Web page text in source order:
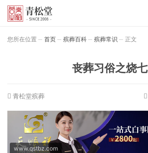
您所在位置 首页 殡葬百科 殡葬常识 正文
丧葬习俗之烧七
青松堂殡葬
www.qstbz.com